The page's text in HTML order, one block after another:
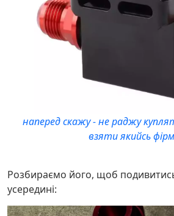
наперед скажу - не раджу
взяти якийсь
Розбираємо його, щоб
усередині: